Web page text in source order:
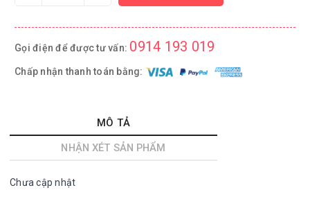
Gọi điện để được tư vấn: 0914 193 019
Chấp nhận thanh toán bằng:
MÔ TẢ
NHẬN XÉT SẢN PHẨM
Chưa cập nhật